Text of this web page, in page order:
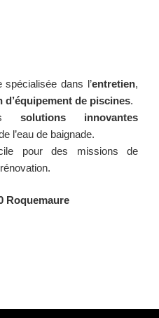
dans l’entretien,
d’équipement de piscines.
solutions innovantes
l’eau de baignade.
pour des missions de
Roquemaure